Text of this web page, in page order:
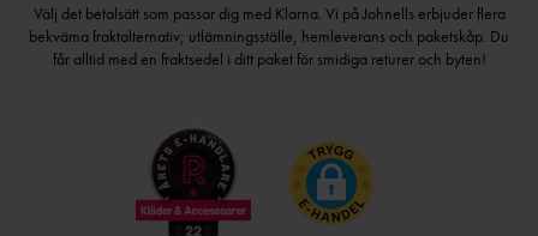
Välj det betalsätt som passar dig med Klarna. Vi på Johnells erbjuder flera
bekväma fraktalternativ; utlämningsställe, hemleverans och paketskåp. Du
får alltid med en fraktsedel i ditt paket för smidiga returer och byten!